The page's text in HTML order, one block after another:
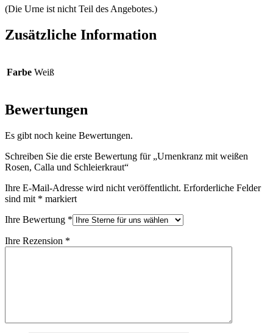
(Die Urne ist nicht Teil des Angebotes.)
Zusätzliche Information
Farbe Weiß
Bewertungen
Es gibt noch keine Bewertungen.
Schreiben Sie die erste Bewertung für „Urnenkranz mit weißen
Rosen, Calla und Schleierkraut“
Ihre E-Mail-Adresse wird nicht veröffentlicht. Erforderliche Felder
sind mit * markiert
Ihre Bewertung *
Ihre Rezension *